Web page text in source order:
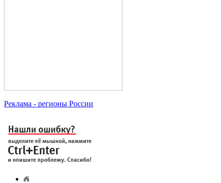
Реклама - регионы России